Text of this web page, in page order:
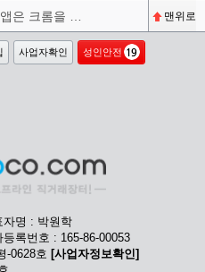
코샵코앱 설치시 모바일 브라우저앱은 크롬을 권장합니다^^ 맨위로
사업자확인 성인안전
명 : 박원학
록번호 : 165-86-00053
-0628호 [사업자정보확인]